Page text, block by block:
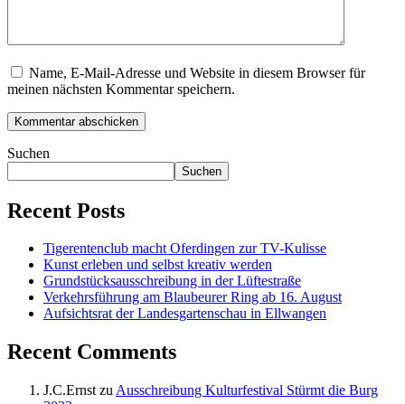
Name, E-Mail-Adresse und Website in diesem Browser für
meinen nächsten Kommentar speichern.
Suchen
Suchen
Recent Posts
Tigerentenclub macht Oferdingen zur TV-Kulisse
Kunst erleben und selbst kreativ werden
Grundstücksausschreibung in der Lüftestraße
Verkehrsführung am Blaubeurer Ring ab 16. August
Aufsichtsrat der Landesgartenschau in Ellwangen
Recent Comments
J.C.Ernst zu Ausschreibung Kulturfestival Stürmt die Burg